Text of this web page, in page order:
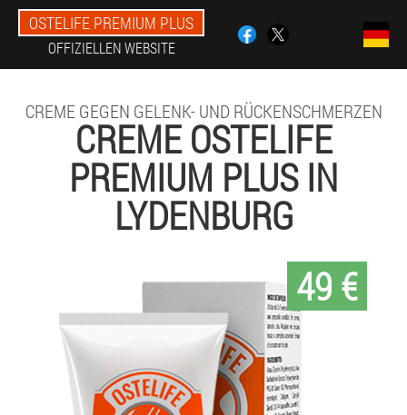
OSTELIFE PREMIUM PLUS
OFFIZIELLEN WEBSITE
CREME GEGEN GELENK- UND RÜCKENSCHMERZEN
CREME OSTELIFE
PREMIUM PLUS IN
LYDENBURG
49 €